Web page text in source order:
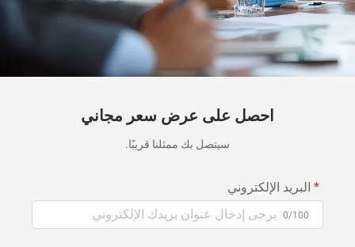
احصل على عرض سعر مجاني
سيتصل بك ممثلنا قريبًا.
البريد الإلكتروني
0/100